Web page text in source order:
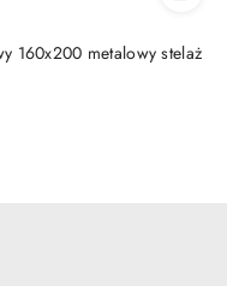
160x200 metalowy stelaż